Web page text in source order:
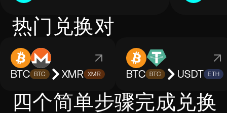
热门兑换对
BTC BTC XMR XMR BTC BTC USDT ETH
四个简单步骤完成兑换